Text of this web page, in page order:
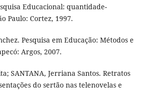
Educacional: quantidade-
Paulo: Cortez, 1997.
Pesquisa em Educação: Métodos e
Argos, 2007.
SANTANA, Jerriana Santos. Retratos
do sertão nas telenovelas e